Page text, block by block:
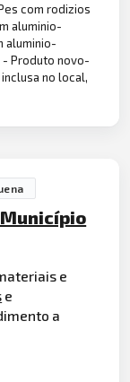
com rodizios
aluminio-
aluminio-
- Produto novo-
no local,
e
e
a